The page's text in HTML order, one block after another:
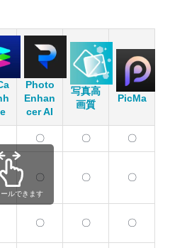
Photo
Enhan
cer AI
写真高
画質
PicMa
〇 〇 〇
〇 〇 〇
〇 〇 〇
ルできます